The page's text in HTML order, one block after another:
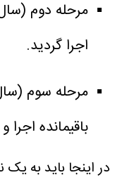
اجرا گردید.
باقیمانده
در اینجا باید به